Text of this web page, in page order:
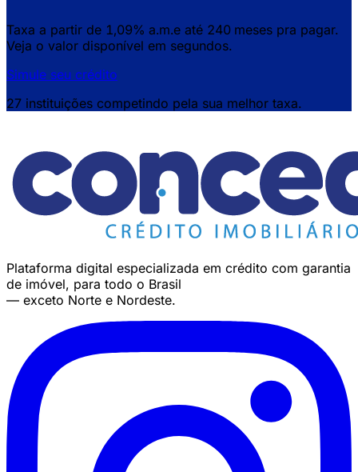
Taxa a partir de 1,09% a.m.e até 240 meses pra pagar.
Veja o valor disponível em segundos.
Simule seu crédito
27 instituições competindo pela sua melhor taxa.
Plataforma digital especializada em crédito com garantia
de imóvel, para todo o Brasil
— exceto Norte e Nordeste.